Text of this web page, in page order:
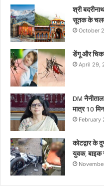
श्री
सूतक के चलते
October
डेंगू और
April 29,
DM नैनीताल
मात्र 10
February
कोटद्वार के
युवक, बाइक